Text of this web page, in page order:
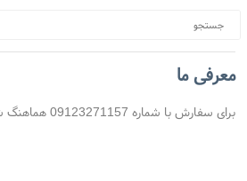
معرفی ما
برای سفارش با شماره 09123271157 هماهنگ شود .